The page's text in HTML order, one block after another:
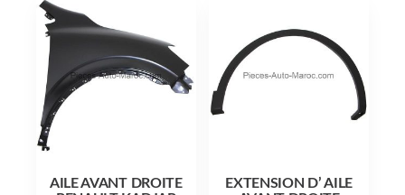
AILE AVANT DROITE
EXTENSION D’ AILE